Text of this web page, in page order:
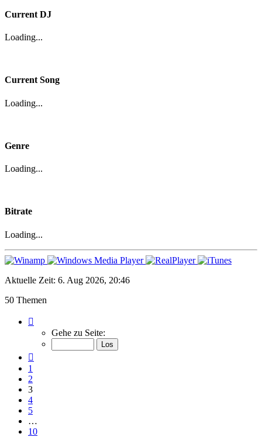
Current DJ
Loading...
Current Song
Loading...
Genre
Loading...
Bitrate
Loading...
Aktuelle Zeit: 6. Aug 2026, 20:46
50 Themen
von
Gehe zu Seite:
1
2
3
4
5
…
10